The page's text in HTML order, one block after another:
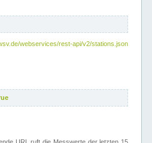
webservices/rest-api/v2/stations.json